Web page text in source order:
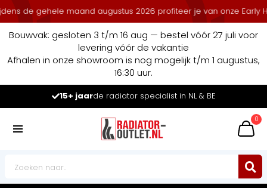
de gehele maand augustus 2026 profiteer je van onze Early
Bouwvak: gesloten 3 t/m 16 aug — bestel vóór 27 juli voor
levering vóór de vakantie
Afhalen in onze showroom is nog mogelijk t/m 1 augustus,
16:30 uur.
15+ jaarde radiator specialist in NL & BE
0